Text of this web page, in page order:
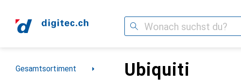
Suche
Navigation nach Kategorien
Gesamtsortiment Ubiquiti